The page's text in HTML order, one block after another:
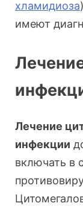
хламидиоза
имеют
Лечение
инфекции
включать в